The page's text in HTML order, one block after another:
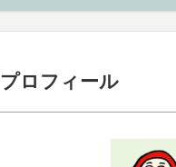
プロフィール